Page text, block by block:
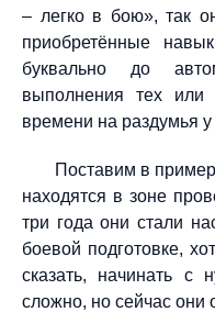
– легко в бою», так
приобретённые
буквально до
выполнения тех
времени на раздумья
Поставим в
находятся в зоне
три года они стали
боевой подготовке,
сказать, начинать с
сложно, но сейчас они